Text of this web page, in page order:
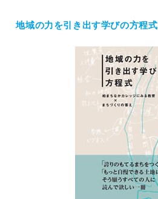
リ
地域の力を引き出す学びの方程式